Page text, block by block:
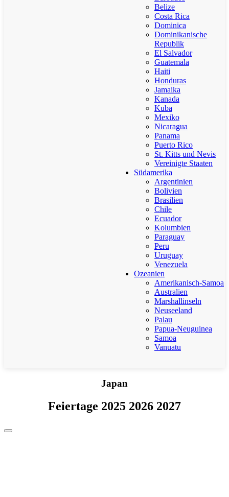
Belize
Costa Rica
Dominica
Dominikanische
Republik
El Salvador
Guatemala
Haiti
Honduras
Jamaika
Kanada
Kuba
Mexiko
Nicaragua
Panama
Puerto Rico
St. Kitts und Nevis
Vereinigte Staaten
Südamerika
Argentinien
Bolivien
Brasilien
Chile
Ecuador
Kolumbien
Paraguay
Peru
Uruguay
Venezuela
Ozeanien
Amerikanisch-Samoa
Australien
Marshallinseln
Neuseeland
Palau
Papua-Neuguinea
Samoa
Vanuatu
Japan
Feiertage 2025 2026 2027